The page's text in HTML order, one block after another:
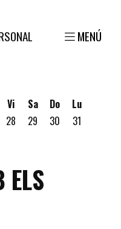
MENÚ
Vi
28
Sa
29
Do
30
Lu
31
ELS